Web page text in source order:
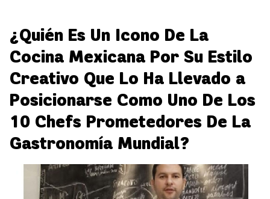
¿Quién Es Un Icono De La
Cocina Mexicana Por Su Estilo
Creativo Que Lo Ha Llevado a
Posicionarse Como Uno De Los
10 Chefs Prometedores De La
Gastronomía Mundial?